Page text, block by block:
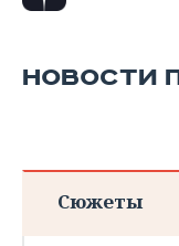
НОВОСТИ
Сюжеты